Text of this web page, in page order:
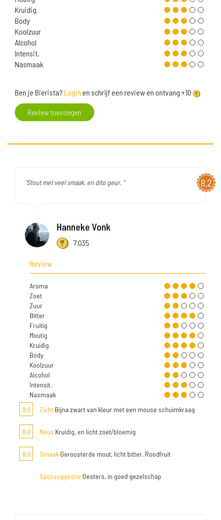
Kruidig
Body
Koolzuur
Alcohol
Intensit.
Nasmaak
Ben je Bierista? Login en schrijf een review en ontvang +10
Review toevoegen
8,2
"Stout met veel smaak, en dito geur. "
Hanneke Vonk
7.035
Review
Aroma
Zoet
Zuur
Bitter
Fruitig
Moutig
Kruidig
Body
Koolzuur
Alcohol
Intensit.
Nasmaak
9,0
Zicht Bijna zwart van kleur met een mouse schuimkraag
8,0 Neus Kruidig, en licht zoet/bloemig
8,0 Smaak Geroosterde mout, licht bitter. Roodfruit
Spijssuggestie Oesters, in goed gezelschap